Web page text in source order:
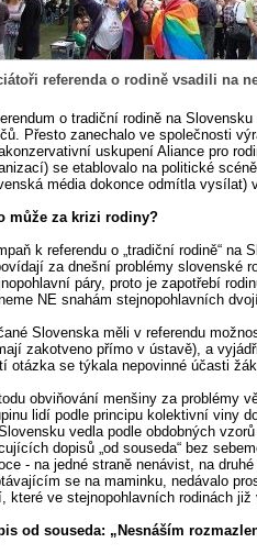
referenda o rodině vsadili na
o tradiční rodině na
Přesto zanechalo ve společnosti
uskupení Aliance pro
se etablovalo na politické
média dokonce odmítla vysílat)
může za krizi rodiny?
k referendu o „tradiční rodině“
za dnešní problémy slovenské
páry, proto je zapotřebí
NE snahám stejnopohlavních
Slovenska měli v referendu
zakotveno přímo v ústavě), a
otázka se týkala nepovinné účasti
obviňování menšiny za problémy
lidí podle principu kolektivní viny
vedla podle obdobných
dopisů „od souseda“ bez
- na jedné straně nenávist, na
se na maminku, nedávalo
které ve stejnopohlavních rodinách již
od souseda: „Nesnáším